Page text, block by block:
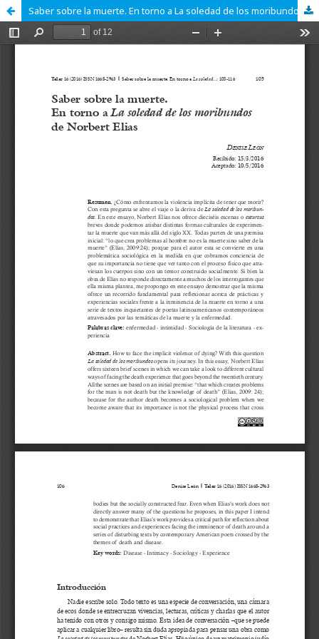
Saber sobre la muerte. En torno a La soledad de los moribundos de Norbert Elías